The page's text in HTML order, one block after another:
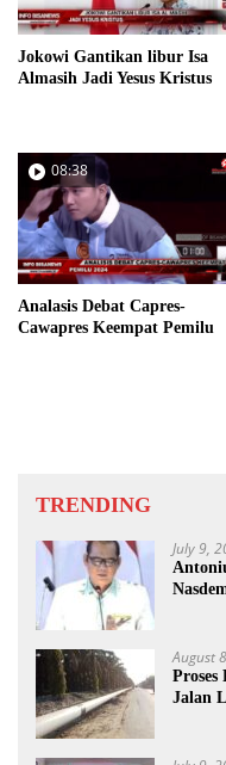
Jokowi Gantikan libur Isa
Almasih Jadi Yesus Kristus
08:38
Analasis Debat Capres-
Cawapres Keempat Pemilu
TRENDING
July 9,
August
Jalan